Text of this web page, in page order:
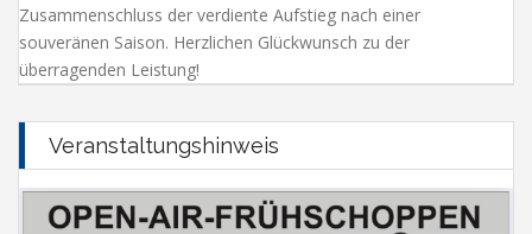
Zusammenschluss der verdiente Aufstieg nach einer
souveränen Saison. Herzlichen Glückwunsch zu der
überragenden Leistung!
Veranstaltungshinweis